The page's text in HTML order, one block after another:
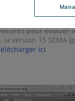
pour évaluer
la version 15
ici